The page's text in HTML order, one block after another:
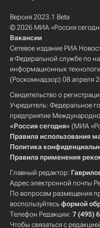
Версия 2023.1 Beta
© 2026 МИА «Россия
Вакансии
Сетевое издание РИА
в Федеральной службе по
информационных
(Роскомнадзор) 08 апреля
Свидетельство о
Учредитель: Федеральное
предприятие
«Россия сегодня» (МИА
Правила использования
Политика
Правила применения
Главный редактор:
Адрес электронной почты
По вопросам размещения
воспользуйтесьформой
Телефон Редакции: 7 (495)
Чтобы связаться с